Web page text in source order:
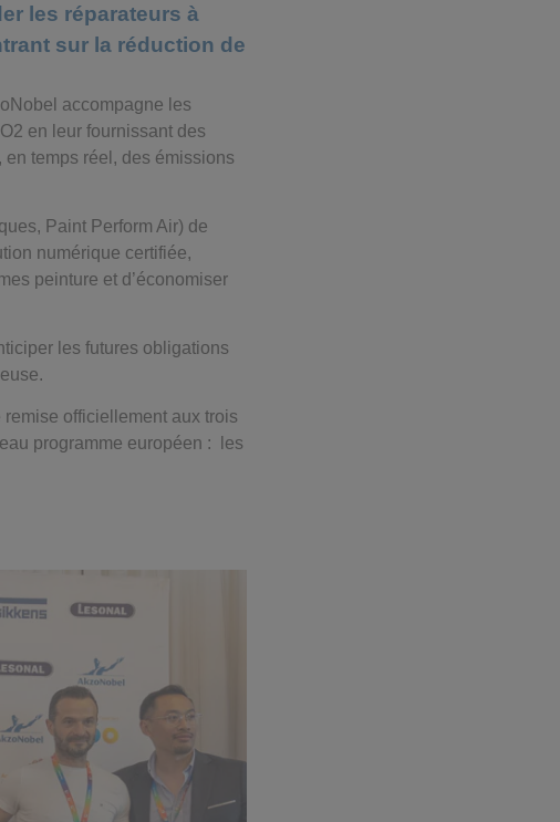
les réparateurs à
sur la réduction de
accompagne les
en leur fournissant des
temps réel, des émissions
Paint Perform Air) de
numérique certifiée,
peinture et d’économiser
les futures obligations
officiellement aux trois
programme européen : les